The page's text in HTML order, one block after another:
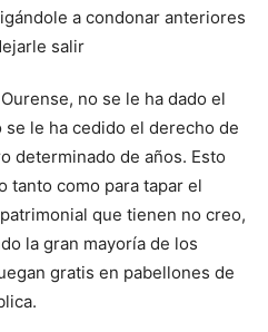
a condonar anteriores
salir
no se le ha dado el
se le ha cedido el derecho de
determinado de años. Esto
tanto como para tapar el
que tienen no creo,
la gran mayoría de los
gratis en pabellones de